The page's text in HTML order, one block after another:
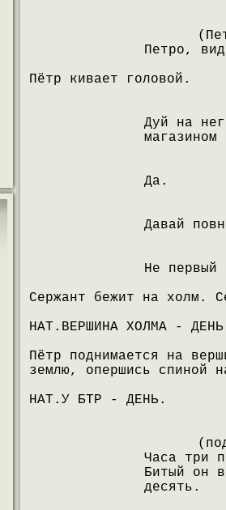
Петро,
Пётр кивает головой.
Дуй на
Да.
Давай
Не первый
Сержант бежит на холм.
НАТ.ВЕРШИНА ХОЛМА - ДЕНЬ
Пётр поднимается на
землю, опершись спиной
НАТ.У БТР - ДЕНЬ.
Часа три
Битый он
десять.